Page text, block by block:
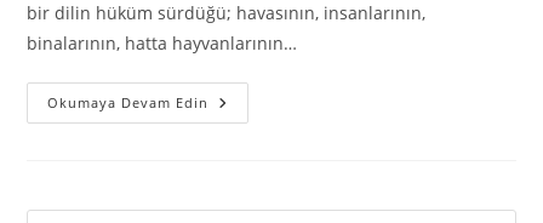
bir dilin hüküm sürdüğü; havasının, insanlarının,
binalarının, hatta hayvanlarının…
Okumaya Devam Edin